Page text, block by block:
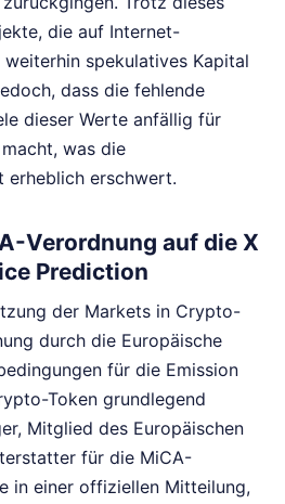
die auf Internet-
weiterhin spekulatives Kapital
dass die fehlende
dieser Werte anfällig für
was die
erheblich erschwert.
Verordnung auf die X
Prediction
der Markets in Crypto-
durch die Europäische
für die Emission
Token grundlegend
Mitglied des Europäischen
für die MiCA-
in einer offiziellen Mitteilung,